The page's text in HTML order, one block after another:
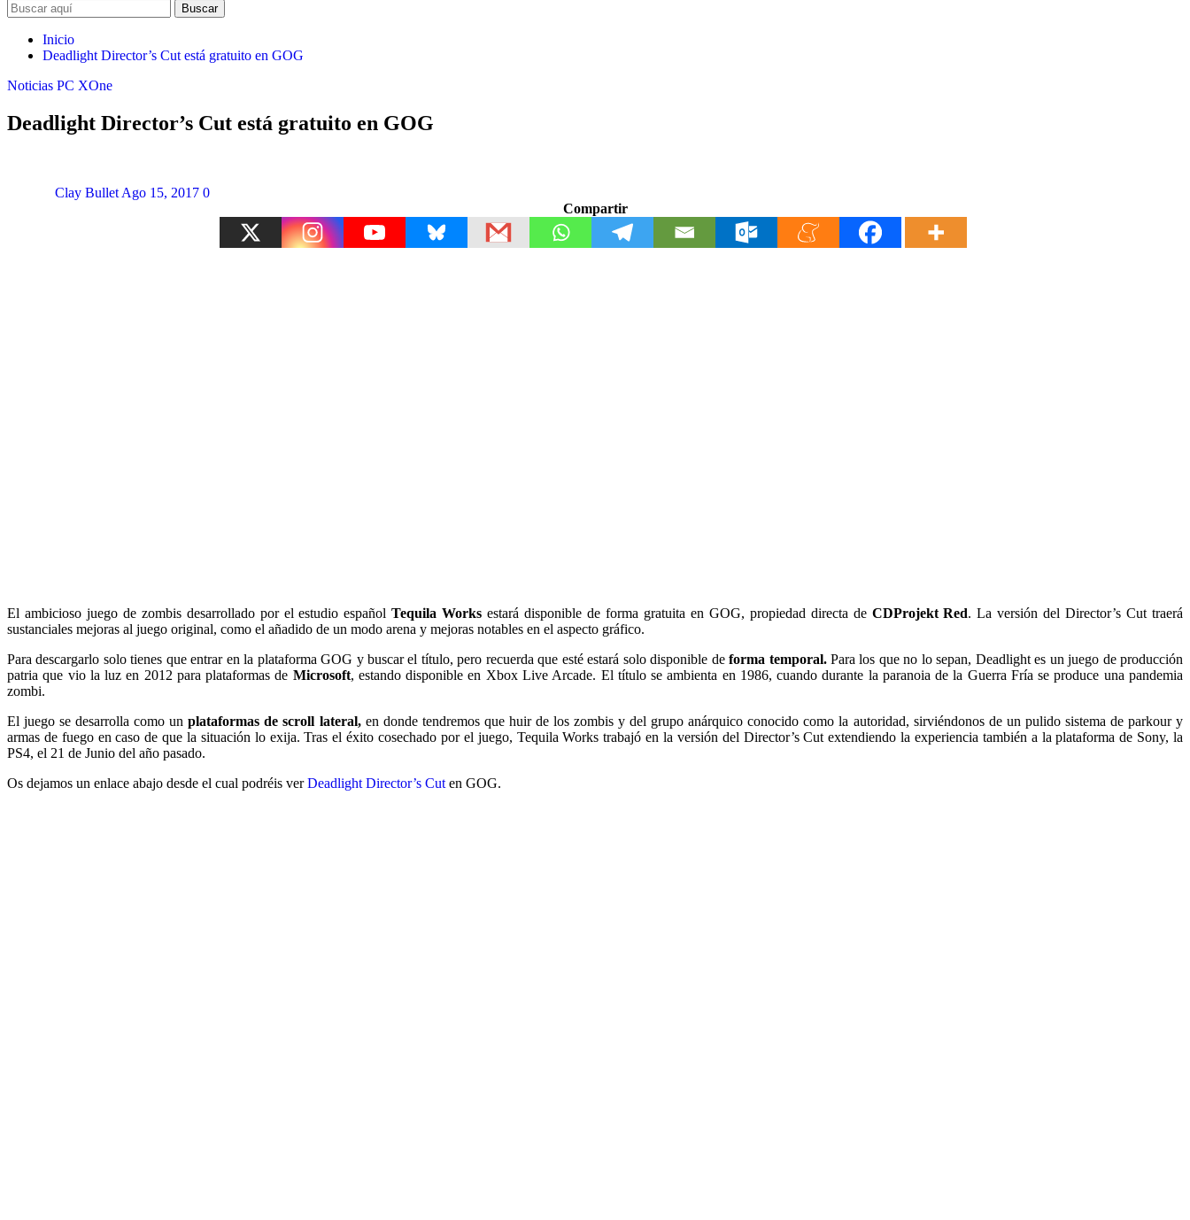
Buscar
Inicio
Deadlight Director’s Cut está gratuito en GOG
Noticias PC XOne
Deadlight Director’s Cut está gratuito en GOG
Clay Bullet Ago 15, 2017 0
Compartir
El ambicioso juego de zombis desarrollado por el estudio español Tequila Works estará disponible de forma gratuita en GOG, propiedad directa de CDProjekt Red. La versión del Director’s Cut traerá
sustanciales mejoras al juego original, como el añadido de un modo arena y mejoras notables en el aspecto gráfico.
Para descargarlo solo tienes que entrar en la plataforma GOG y buscar el título, pero recuerda que esté estará solo disponible deforma temporal.Para los que no lo sepan, Deadlight es un juego de producción
patria que vio la luz en 2012 para plataformas de Microsoft, estando disponible en Xbox Live Arcade. El título se ambienta en 1986, cuando durante la paranoia de la Guerra Fría se produce una pandemia
zombi.
El juego se desarrolla como unplataformas de scroll lateral,en donde tendremos que huir de los zombis y del grupo anárquico conocido como la autoridad, sirviéndonos de un pulido sistema de parkour y
armas de fuego en caso de que la situación lo exija. Tras el éxito cosechado por el juego, Tequila Works trabajó en la versión del Director’s Cut extendiendo la experiencia también a la plataforma de Sony, la
PS4, el 21 de Junio del año pasado.
Os dejamos un enlace abajo desde el cual podréis verDeadlight Director’s Cut en GOG.